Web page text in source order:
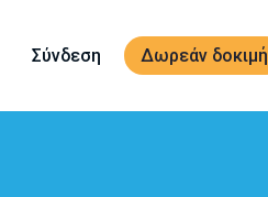
Σύνδεση Δωρεάν δοκιμή